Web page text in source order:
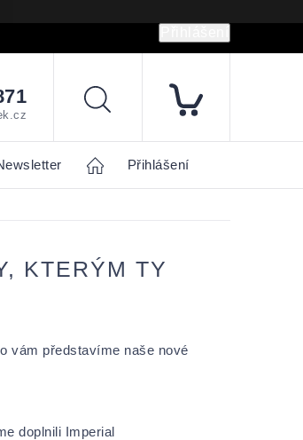
Hledat
Home Přihlášení
KTERÝM TY
vám představíme naše nové
doplnili Imperial